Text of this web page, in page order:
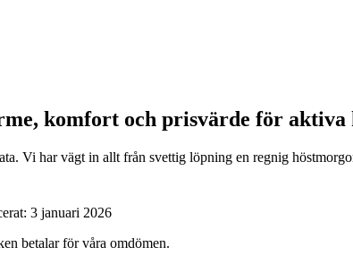
komfort och prisvärde för
Vi har vägt in allt från svettig löpning en regnig
3 januari 2026
betalar för våra omdömen.